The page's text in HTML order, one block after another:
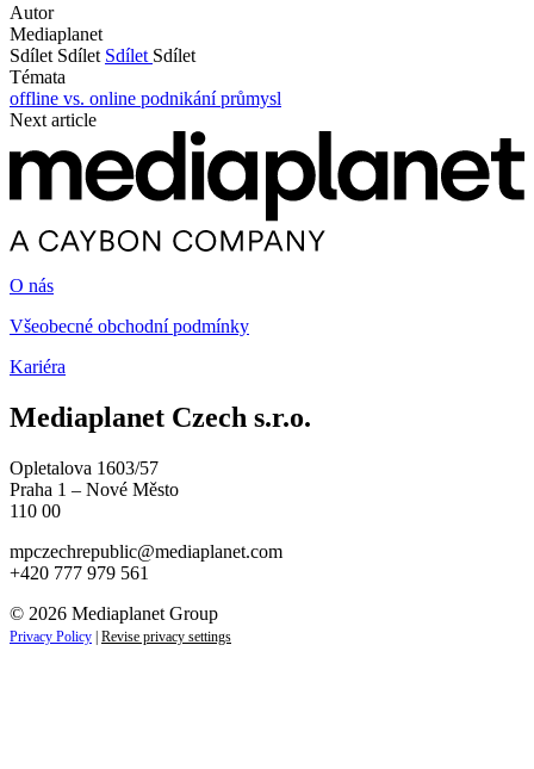
Autor
Mediaplanet
Sdílet Sdílet Sdílet Sdílet
Témata
offline vs. online podnikáníprůmysl
Next article
O nás
Všeobecné obchodní podmínky
Kariéra
Mediaplanet Czech s.r.o.
Opletalova 1603/57
Praha 1 – Nové Město
110 00
mpczechrepublic@mediaplanet.com
+420 777 979 561
© 2026 Mediaplanet Group
Privacy Policy Revise privacy settings